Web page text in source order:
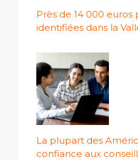
Près de 14 000 euros
identifiées dans la
La plupart des
confiance aux